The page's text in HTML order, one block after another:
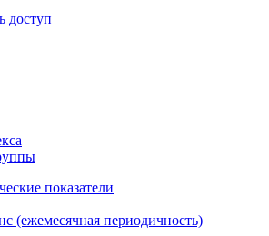
доступ
показатели
(ежемесячная периодичность)